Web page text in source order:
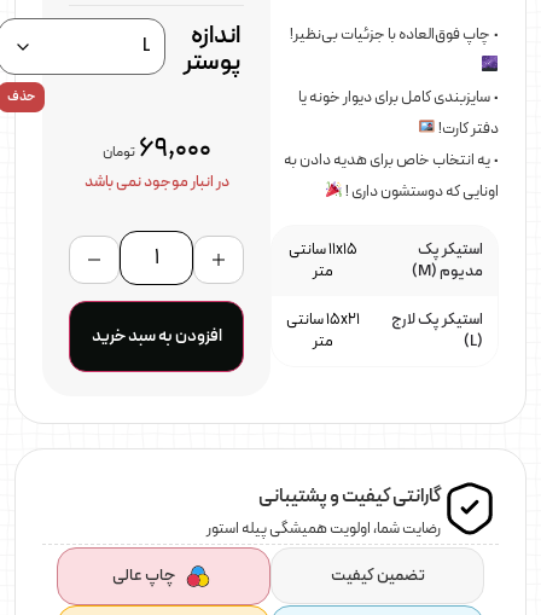
• چاپ فوق‌العاده با جزئیات بی‌نظیر!
• سایزبندی کامل برای دیوار خونه یا
دفتر کارت!
• یه انتخاب خاص برای هدیه دادن به
اونایی که دوستشون داری !
استیکر پک
مدیوم (M)
11x15 سانتی
متر
استیکر پک لارج
(L)
15x21 سانتی
متر
اندازه
پوستر
حذف
69,000 تومان
در انبار موجود نمی باشد
افزودن به سبد خرید
گارانتی کیفیت و پشتیبانی
رضایت شما، اولویت همیشگی پیله استور
تضمین کیفیت چاپ عالی